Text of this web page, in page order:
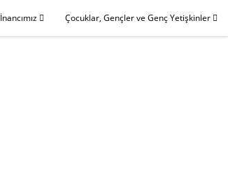
İnancımız Çocuklar, Gençler ve Genç Yetişkinler